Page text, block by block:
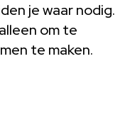
je waar nodig.
om te
te maken.